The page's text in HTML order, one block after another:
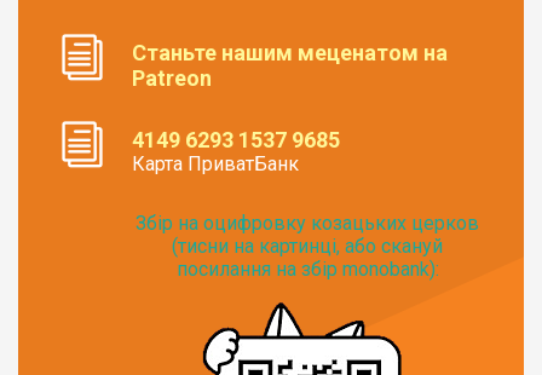
Станьте нашим меценатом на
Patreon
4149 6293 1537 9685
Карта ПриватБанк
Збір на оцифровку козацьких церков
(тисни на картинці, або скануй
посилання на збір monobank):